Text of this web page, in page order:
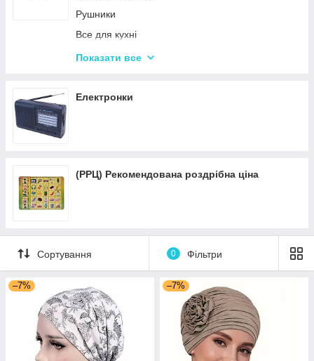
Повітряні змії
Рушники
Все для кухні
Подушки для спини
Показати все
Електронки
(РРЦ) Рекомендована роздрібна ціна
Сортування 0 Фільтри
–7% –7%